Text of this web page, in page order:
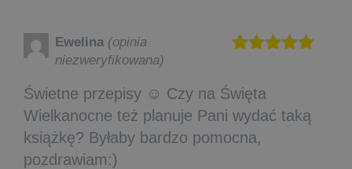
Ewelina (opinia
niezweryfikowana)
Świetne przepisy ☺️ Czy na Święta
Wielkanocne też planuje Pani wydać taką
książkę? Byłaby bardzo pomocna,
pozdrawiam:)